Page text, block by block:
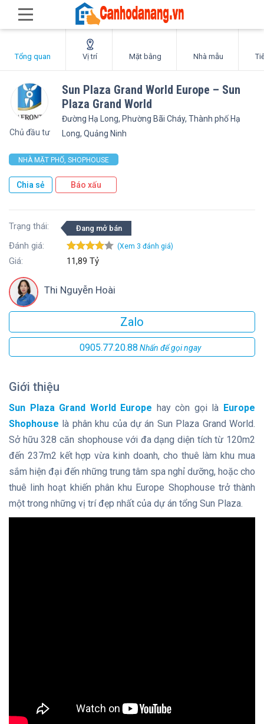
Tổng quan Vị trí Mặt bằng Nhà mẫu
Chủ đầu tư
Sun Plaza Grand World Europe – Sun
Plaza Grand World
Đường Hạ Long, Phường Bãi Cháy, Thành phố Hạ
Long, Quảng Ninh
NHÀ MẶT PHỐ, SHOPHOUSE
Chia sẻ Báo xấu
Trạng thái: Đang mở bán
Đánh giá: (Xem 3 đánh giá)
Giá: 11,89 Tỷ
Thi Nguyễn Hoài
Zalo
0905.77.20.88 Nhấn để gọi ngay
Giới thiệu
Sun Plaza Grand World Europe hay còn gọi là Europe
Shophouse là phân khu của dự án Sun Plaza Grand World.
Sở hữu 328 căn shophouse với đa dạng diện tích từ 120m2
đến 237m2 kết hợp vừa kinh doanh, cho thuê làm khu mua
sắm hiện đại đến những trung tâm spa nghỉ dưỡng, hoặc cho
thuê linh hoạt khiến phân khu Europe Shophouse trở thành
một trong những vị trí đẹp nhất của dự án tổng Sun Plaza.